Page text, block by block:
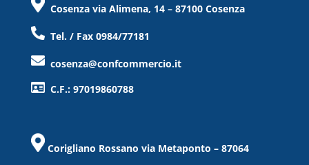
Cosenza via Alimena, 14 – 87100 Cosenza
Tel. / Fax 0984/77181
cosenza@confcommercio.it
C.F.: 97019860788
Corigliano Rossano via Metaponto – 87064